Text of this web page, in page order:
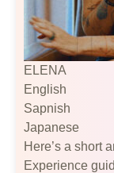
ELENA
English
Sapnish
Japanese
Here’s a short
Experience